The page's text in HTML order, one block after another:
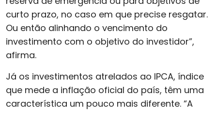
curto prazo, no caso em que precise resgatar.
Ou então alinhando o vencimento do
investimento com o objetivo do investidor”,
afirma.
Já os investimentos atrelados ao IPCA, índice
que mede a inflação oficial do país, têm uma
característica um pouco mais diferente. “A